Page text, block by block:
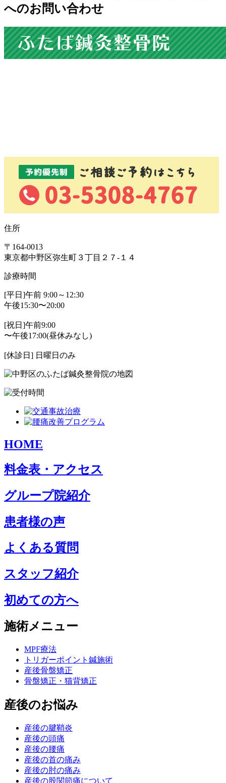
へのお問い合わせ
住所
〒164-0013
東京都中野区弥生町３丁目２７-１４
診療時間
[平日]午前 9:00～12:30
午後15:30〜20:00
[祝日]午前9:00
〜午後17:00(昼休みなし)
[休診日] 日曜日のみ
HOME
料金表・アクセス
グループ院紹介
患者様の声
よくある質問
スタッフ紹介
初めての方へ
施術メニュー
MPF療法
トリガーポイント鍼施術
産後骨盤矯正
骨盤矯正・猫背矯正
産後のお悩み
産後の腱鞘炎
産後の頭痛
産後の腰痛
産後の首の痛み
産後の肘の痛み
産後の股関節痛について